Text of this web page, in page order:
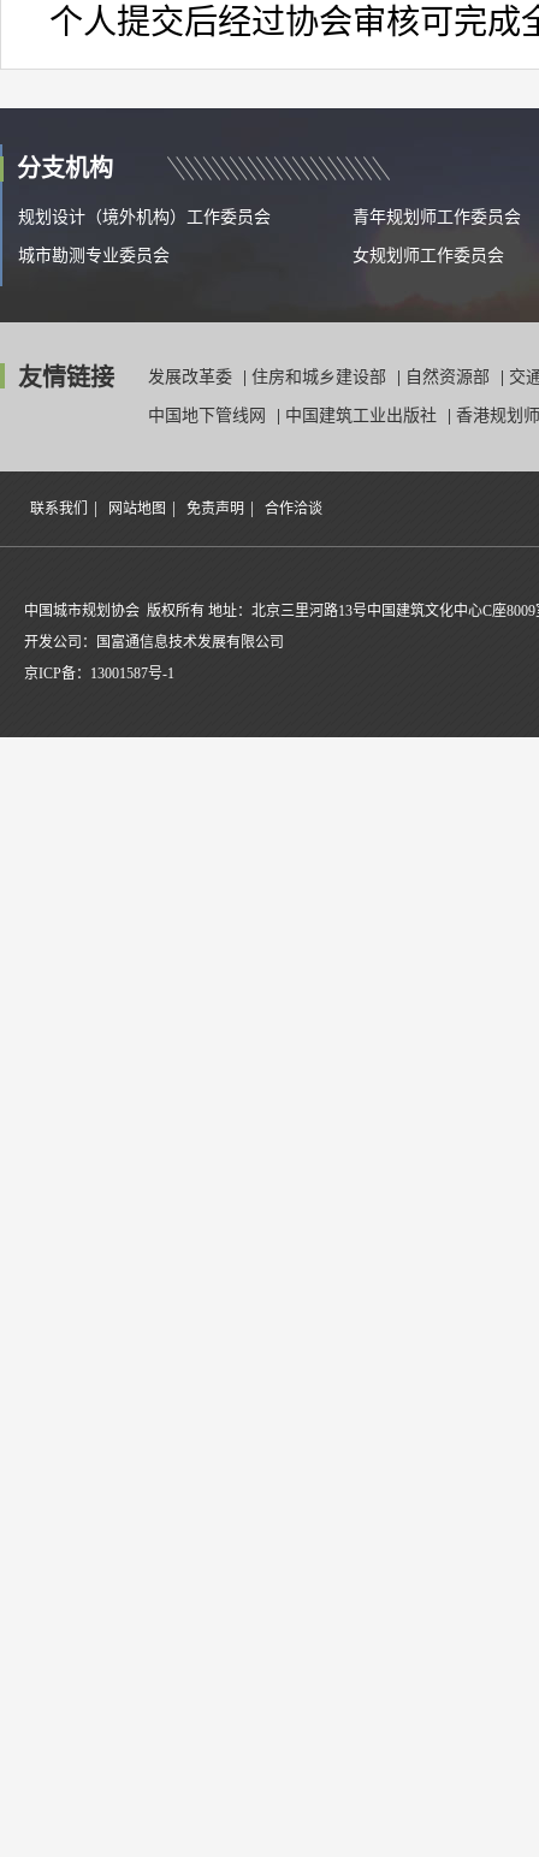
个人提交后经过协会审核可完成
分支机构
规划设计（境外机构）工作委员会 青年规划师工作委员会
城市勘测专业委员会 女规划师工作委员会
友情链接 发展改革委 | 住房和城乡建设部 | 自然资源部 | 交
中国地下管线网 | 中国建筑工业出版社 | 香港规划
联系我们 | 网站地图 | 免责声明 | 合作洽谈
中国城市规划协会 版权所有 地址：北京三里河路13号中国建筑文化中心C座8009
开发公司：国富通信息技术发展有限公司
京ICP备： 13001587号-1